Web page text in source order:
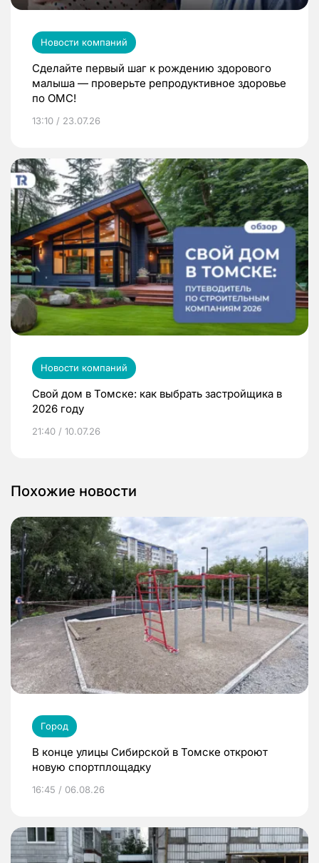
Новости компаний
Сделайте первый шаг к рождению здорового
малыша — проверьте репродуктивное здоровье
по ОМС!
13:10 / 23.07.26
Новости компаний
Свой дом в Томске: как выбрать застройщика в
2026 году
21:40 / 10.07.26
Похожие новости
Город
В конце улицы Сибирской в Томске откроют
новую спортплощадку
16:45 / 06.08.26